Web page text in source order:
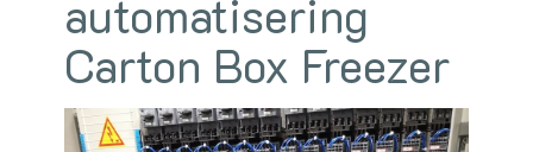
automatisering
Carton Box Freezer